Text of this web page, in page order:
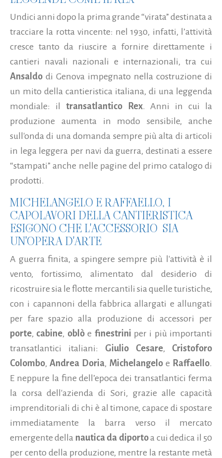
Undici anni dopo la prima grande “virata” destinata a
tracciare la rotta vincente: nel 1930, infatti, l’attività
cresce tanto da riuscire a fornire direttamente i
cantieri navali nazionali e internazionali, tra cui
Ansaldo di Genova impegnato nella costruzione di
un mito della cantieristica italiana, di una leggenda
mondiale: il transatlantico Rex. Anni in cui la
produzione aumenta in modo sensibile, anche
sull'onda di una domanda sempre più alta di articoli
in lega leggera per navi da guerra, destinati a essere
“stampati” anche nelle pagine del primo catalogo di
prodotti.
MICHELANGELO E RAFFAELLO, I
CAPOLAVORI DELLA CANTIERISTICA
ESIGONO CHE L'ACCESSORIO SIA
UN'OPERA D'ARTE
A guerra finita, a spingere sempre più l'attività è il
vento, fortissimo, alimentato dal desiderio di
ricostruire sia le flotte mercantili sia quelle turistiche,
con i capannoni della fabbrica allargati e allungati
per fare spazio alla produzione di accessori per
porte, cabine, oblòe finestrini per i più importanti
transatlantici italiani: Giulio Cesare, Cristoforo
Colombo,Andrea Doria, Michelangeloe Raffaello.
E neppure la fine dell’epoca dei transatlantici ferma
la corsa dell'azienda di Sori, grazie alle capacità
imprenditoriali di chi è al timone, capace di spostare
immediatamente la barra verso il mercato
emergente della nautica da diportoa cui dedica il 50
per cento della produzione, mentre la restante metà